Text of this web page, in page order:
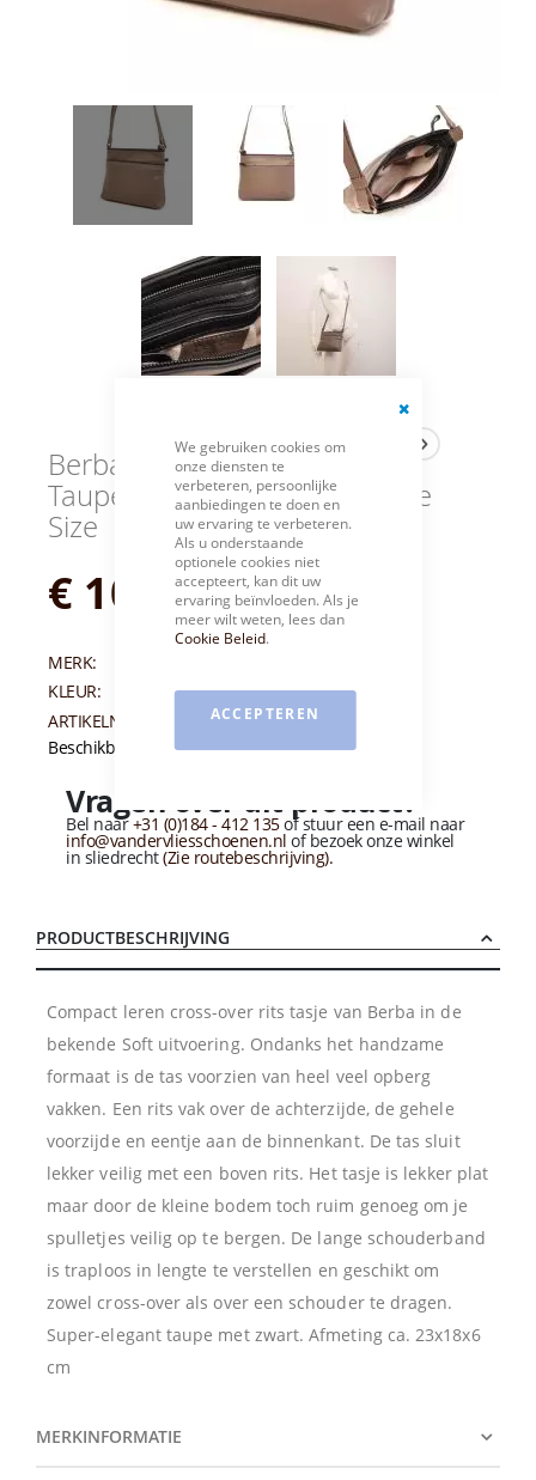
Close
Cookie
We gebruiken cookies om
onze diensten te
verbeteren, persoonlijke
aanbiedingen te doen en
uw ervaring te verbeteren.
Als u onderstaande
optionele cookies niet
accepteert, kan dit uw
ervaring beïnvloeden. Als je
meer wilt weten, lees dan
Cookie Beleid.
ACCEPTEREN
Berba Tas Crossover
Taupe-Zwart 005-330-17-One
Size
€ 109,95
MERK:
KLEUR:
ZWART
ARTIKELNUMMER:
006020
Beschikbaarheid:Niet op voorraad
Vragen over dit product?
Bel naar+31 (0)184 - 412 135of stuur een e-mail naar
info@vandervliesschoenen.nl of bezoek onze winkel
in sliedrecht(Zie routebeschrijving).
PRODUCTBESCHRIJVING
Compact leren cross-over rits tasje van Berba in de
bekende Soft uitvoering. Ondanks het handzame
formaat is de tas voorzien van heel veel opberg
vakken. Een rits vak over de achterzijde, de gehele
voorzijde en eentje aan de binnenkant. De tas sluit
lekker veilig met een boven rits. Het tasje is lekker plat
maar door de kleine bodem toch ruim genoeg om je
spulletjes veilig op te bergen. De lange schouderband
is traploos in lengte te verstellen en geschikt om
zowel cross-over als over een schouder te dragen.
Super-elegant taupe met zwart. Afmeting ca. 23x18x6
cm
MERKINFORMATIE